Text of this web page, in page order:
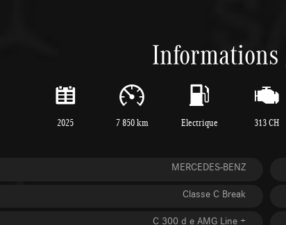
Informations
2025 7 850 km Electrique 313 CH
MERCEDES-BENZ
Classe C Break
C 300 d e AMG Line +